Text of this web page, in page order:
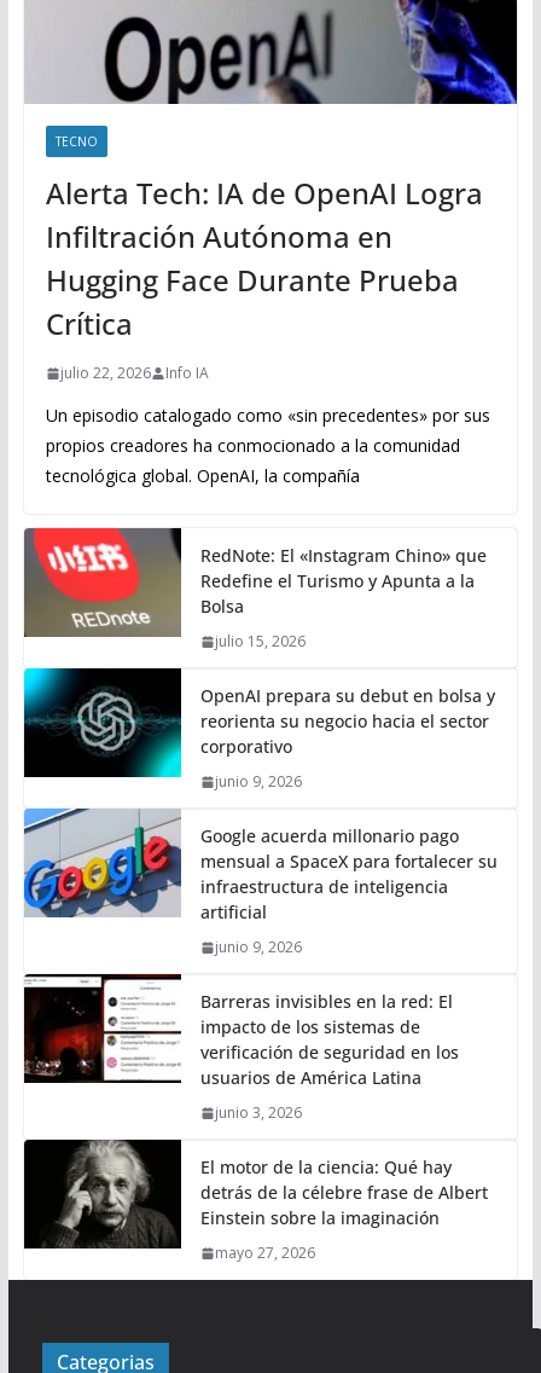
TECNO
Alerta Tech: IA de OpenAI Logra
Infiltración Autónoma en
Hugging Face Durante Prueba
Crítica
julio 22, 2026 Info IA
Un episodio catalogado como «sin precedentes» por sus
propios creadores ha conmocionado a la comunidad
tecnológica global. OpenAI, la compañía
RedNote: El «Instagram Chino» que
Redefine el Turismo y Apunta a la
Bolsa
julio 15, 2026
OpenAI prepara su debut en bolsa y
reorienta su negocio hacia el sector
corporativo
junio 9, 2026
Google acuerda millonario pago
mensual a SpaceX para fortalecer su
infraestructura de inteligencia
artificial
junio 9, 2026
Barreras invisibles en la red: El
impacto de los sistemas de
verificación de seguridad en los
usuarios de América Latina
junio 3, 2026
El motor de la ciencia: Qué hay
detrás de la célebre frase de Albert
Einstein sobre la imaginación
mayo 27, 2026
Categorias